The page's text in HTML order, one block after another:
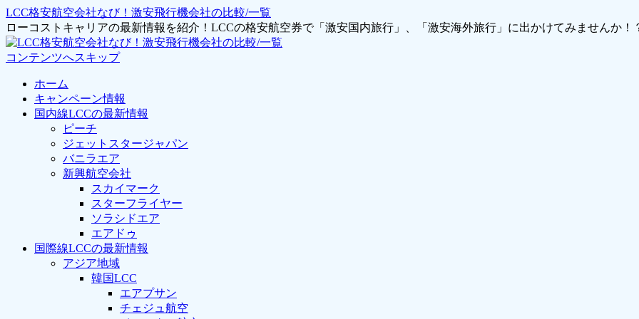
LCC格安航空会社なび！激安飛行機会社の比較/一覧
ローコストキャリアの最新情報を紹介！LCCの格安航空券で「激安国内旅行」、「激安海外旅行」に出かけてみませんか！
コンテンツへスキップ
ホーム
キャンペーン情報
国内線LCCの最新情報
ピーチ
ジェットスタージャパン
バニラエア
新興航空会社
スカイマーク
スターフライヤー
ソラシドエア
エアドゥ
国際線LCCの最新情報
アジア地域
韓国LCC
エアプサン
チェジュ航空